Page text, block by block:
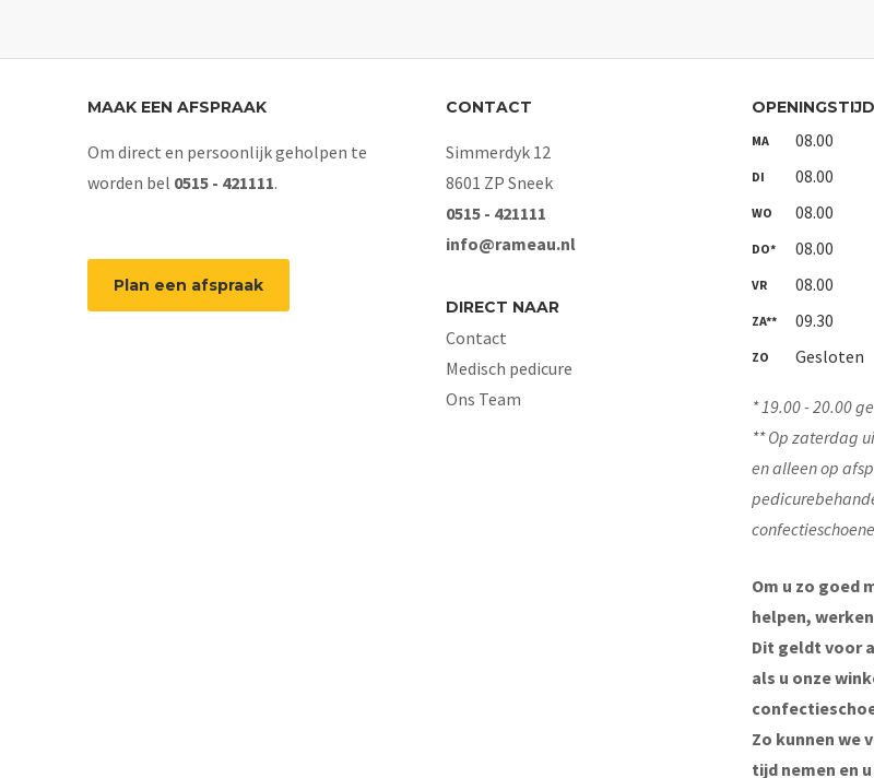
MAAK EEN AFSPRAAK
Om direct en persoonlijk geholpen te
worden bel 0515 - 421111.
Plan een afspraak
CONTACT
Simmerdyk 12
8601 ZP Sneek
0515 - 421111
info@rameau.nl
DIRECT NAAR
Contact
Medisch pedicure
Ons Team
MA 08.00
DI 08.00
WO 08.00
DO* 08.00
VR 08.00
ZA** 09.30
ZO Gesloten
* 19.00 - 20.00
** Op zaterdag
en alleen op
Om u zo goed
helpen,
Dit geldt voor
als u onze
Zo kunnen we
tijd nemen en